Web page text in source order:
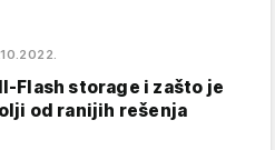
Flash storage i zašto je
od ranijih rešenja